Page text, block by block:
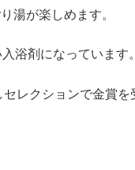
湯が楽しめます。
浴剤になっています。
レクションで金賞を